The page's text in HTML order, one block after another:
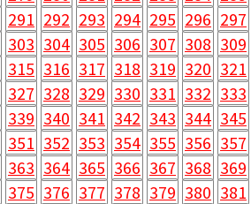
291 292 293 294 295 296 297
303 304 305 306 307 308 309
315 316 317 318 319 320 321
327 328 329 330 331 332 333
339 340 341 342 343 344 345
351 352 353 354 355 356 357
363 364 365 366 367 368 369
375 376 377 378 379 380 381